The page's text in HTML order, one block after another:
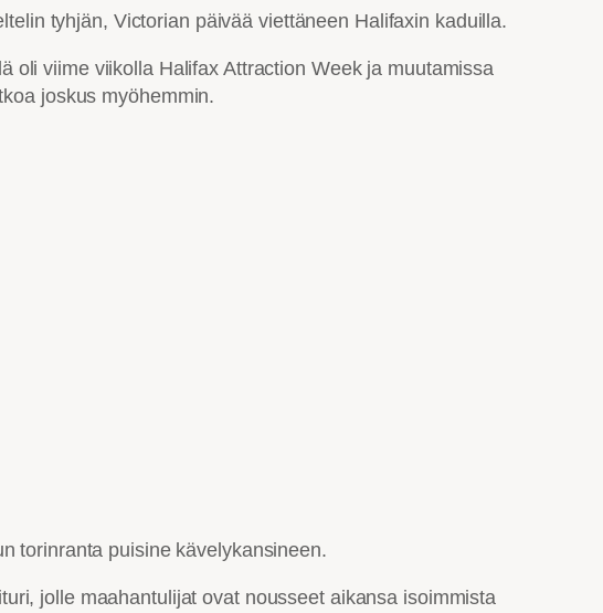
tyhjän, Victorian päivää viettäneen Halifaxin kaduilla.
oli viime viikolla Halifax Attraction Week ja muutamissa
joskus myöhemmin.
torinranta puisine kävelykansineen.
jolle maahantulijat ovat nousseet aikansa isoimmista